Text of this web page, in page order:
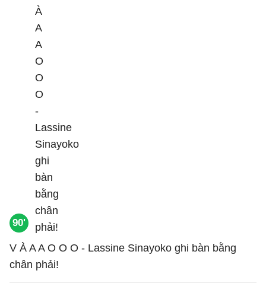
90'
V À A A O O O - Lassine Sinayoko ghi bàn bằng
chân phải!